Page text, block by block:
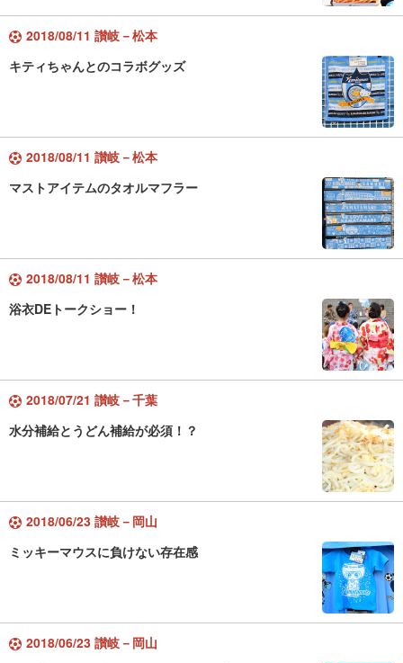
2018/08/11 讃岐－松本
キティちゃんとのコラボグッズ
2018/08/11 讃岐－松本
マストアイテムのタオルマフラー
2018/08/11 讃岐－松本
浴衣DEトークショー！
2018/07/21 讃岐－千葉
水分補給とうどん補給が必須！？
2018/06/23 讃岐－岡山
ミッキーマウスに負けない存在感
2018/06/23 讃岐－岡山